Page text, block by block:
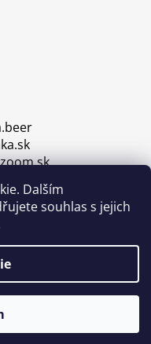
Dalším
souhlas s jejich
práva vyhradené.